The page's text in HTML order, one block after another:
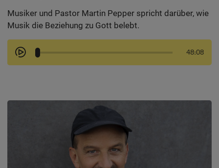
Musiker und Pastor Martin Pepper spricht darüber, wie
Musik die Beziehung zu Gott belebt.
48:08